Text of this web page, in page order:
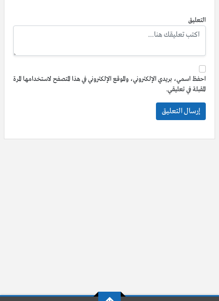
التعليق
احفظ اسمي، بريدي الإلكتروني، والموقع الإلكتروني في هذا المتصفح لاستخدامها المرة
المقبلة في تعليقي.